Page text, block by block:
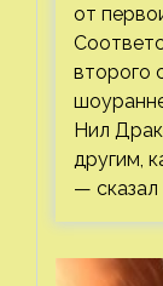
от
второго
Нил
другим,
— сказал